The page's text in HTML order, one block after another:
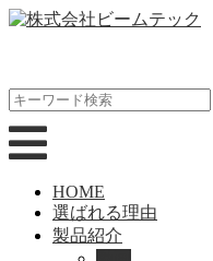
HOME
選ばれる理由
製品紹介